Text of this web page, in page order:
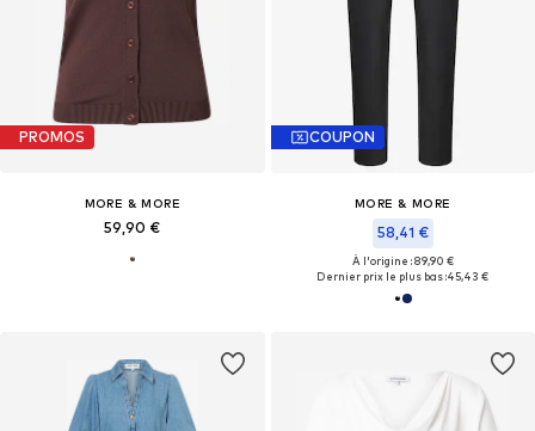
PROMOS
MORE & MORE
59,90 €
COUPON
MORE & MORE
58,41 €
À l'origine : 89,90 €
Dernier prix le plus bas :45,43 €